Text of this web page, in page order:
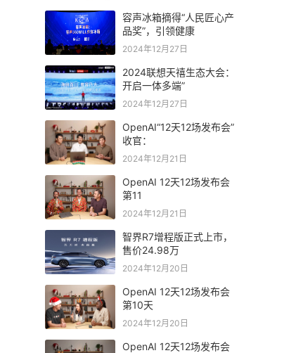
容声冰箱摘得“人民匠心产
品奖”，引领健康
2024年12月27日
2024联想天禧生态大会：
开启一体多端”
2024年12月27日
OpenAI“12天12场发布会”
收官：
2024年12月21日
OpenAI 12天12场发布会
第11
2024年12月21日
智界R7增程版正式上市，
售价24.98万
2024年12月20日
OpenAI 12天12场发布会
第10天
2024年12月20日
OpenAI 12天12场发布会